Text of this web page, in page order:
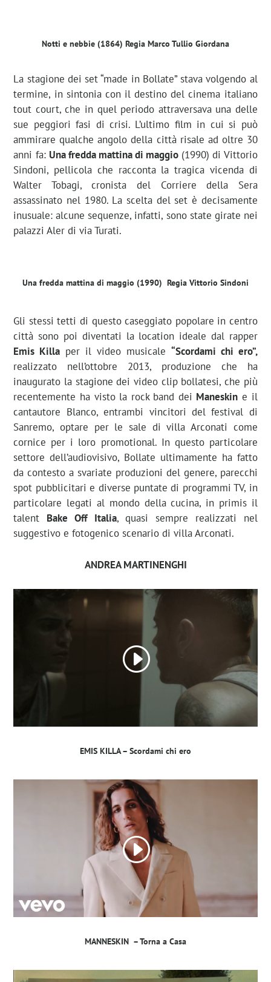
Notti e nebbie (1864) Regia Marco Tullio Giordana
La stagione dei set “made in Bollate” stava volgendo al
termine, in sintonia con il destino del cinema italiano
tout court, che in quel periodo attraversava una delle
sue peggiori fasi di crisi. L’ultimo film in cui si può
ammirare qualche angolo della città risale ad oltre 30
anni fa: Una fredda mattina di maggio (1990) di Vittorio
Sindoni, pellicola che racconta la tragica vicenda di
Walter Tobagi, cronista del Corriere della Sera
assassinato nel 1980. La scelta del set è decisamente
inusuale: alcune sequenze, infatti, sono state girate nei
palazzi Aler di via Turati.
Una fredda mattina di maggio (1990) Regia Vittorio Sindoni
Gli stessi tetti di questo caseggiato popolare in centro
città sono poi diventati la location ideale dal rapper
Emis Killa per il video musicale “Scordami chi ero”,
realizzato nell’ottobre 2013, produzione che ha
inaugurato la stagione dei video clip bollatesi, che più
recentemente ha visto la rock band dei Maneskin e il
cantautore Blanco, entrambi vincitori del festival di
Sanremo, optare per le sale di villa Arconati come
cornice per i loro promotional. In questo particolare
settore dell’audiovisivo, Bollate ultimamente ha fatto
da contesto a svariate produzioni del genere, parecchi
spot pubblicitari e diverse puntate di programmi TV, in
particolare legati al mondo della cucina, in primis il
talent Bake Off Italia, quasi sempre realizzati nel
suggestivo e fotogenico scenario di villa Arconati.
ANDREA MARTINENGHI
EMIS KILLA – Scordami chi ero
MANNESKIN – Torna a Casa